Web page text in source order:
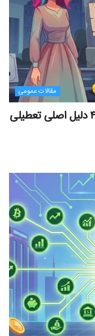
مقالات عمومی
پایان تلخ پروژه‌های میلیون دلاری؛ بررسی ۴ دلیل اصلی تعطیلی